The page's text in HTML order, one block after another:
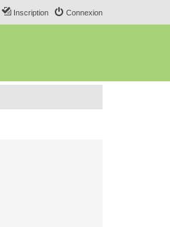
Connexion
Inscription